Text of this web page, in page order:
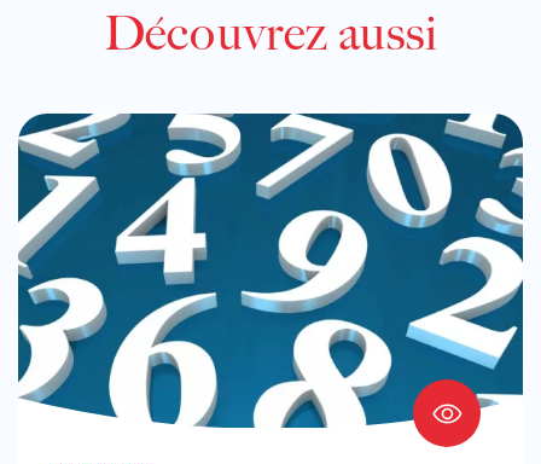
Découvrez aussi